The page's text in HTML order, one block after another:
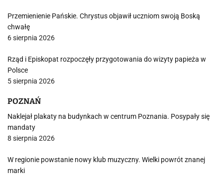
Przemienienie Pańskie. Chrystus objawił uczniom swoją Boską
chwałę
6 sierpnia 2026
Rząd i Episkopat rozpoczęły przygotowania do wizyty papieża w
Polsce
5 sierpnia 2026
POZNAŃ
Naklejał plakaty na budynkach w centrum Poznania. Posypały się
mandaty
8 sierpnia 2026
W regionie powstanie nowy klub muzyczny. Wielki powrót znanej
marki